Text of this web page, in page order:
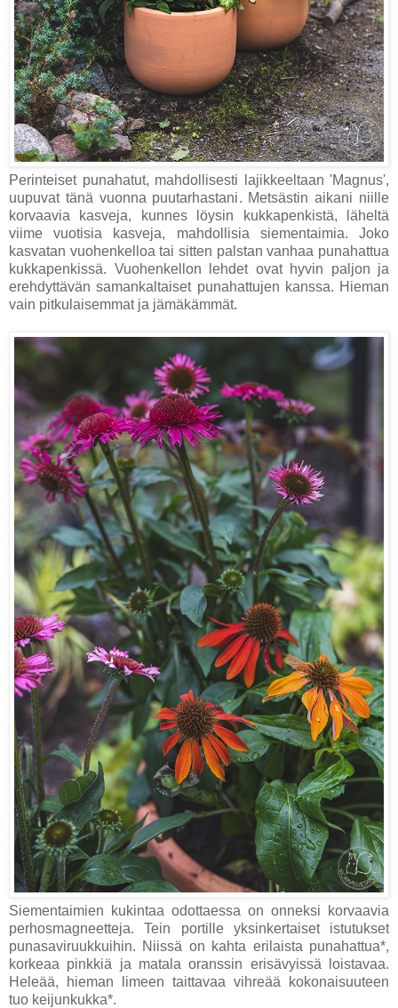
Perinteiset punahatut, mahdollisesti lajikkeeltaan 'Magnus',
uupuvat tänä vuonna puutarhastani. Metsästin aikani niille
korvaavia kasveja, kunnes löysin kukkapenkistä, läheltä
viime vuotisia kasveja, mahdollisia siementaimia. Joko
kasvatan vuohenkelloa tai sitten palstan vanhaa punahattua
kukkapenkissä. Vuohenkellon lehdet ovat hyvin paljon ja
erehdyttävän samankaltaiset punahattujen kanssa. Hieman
vain pitkulaisemmat ja jämäkämmät.
Siementaimien kukintaa odottaessa on onneksi korvaavia
perhosmagneetteja. Tein portille yksinkertaiset istutukset
punasaviruukkuihin. Niissä on kahta erilaista punahattua*,
korkeaa pinkkiä ja matala oranssin erisävyissä loistavaa.
Heleää, hieman limeen taittavaa vihreää kokonaisuuteen
tuo keijunkukka*.